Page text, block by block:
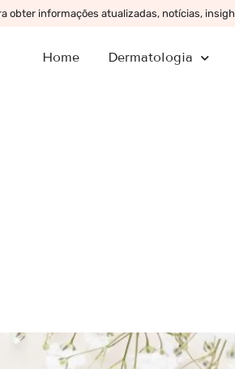
obter informações atualizadas, notícias,
Home Dermatologia